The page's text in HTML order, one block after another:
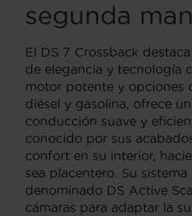
segunda
El DS 7 Crossback
de elegancia y tecnología
motor potente y opciones
diésel y gasolina, ofrece
conducción suave y
conocido por sus
confort en su interior,
sea placentero. Su
denominado DS Active
cámaras para adaptar la